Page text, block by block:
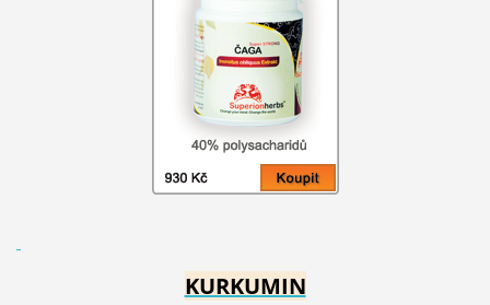
KURKUMIN